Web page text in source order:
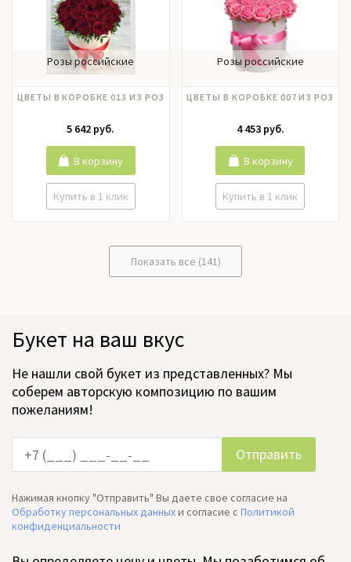
Розы российские
ЦВЕТЫ В КОРОБКЕ 013 ИЗ РОЗ
5 642 руб.
Купить в 1 клик
В корзину
Розы российские
ЦВЕТЫ В КОРОБКЕ 007 ИЗ РОЗ
4 453 руб.
Купить в 1 клик
В корзину
Показать все (141)
Букет на ваш вкус
Не нашли свой букет из представленных? Мы
соберем авторскую композицию по вашим
пожеланиям!
Нажимая кнопку "Отправить" Вы даете свое согласие на
Обработку персональных данныхи согласие c Политикой
конфиденциальности